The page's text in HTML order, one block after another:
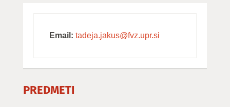
Email: tadeja.jakus@fvz.upr.si
PREDMETI